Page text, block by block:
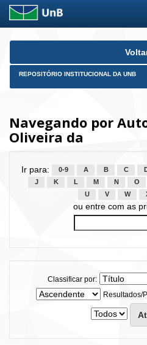
Skip
REPOSITÓRIO INSTITUCIONAL DA UNB
Navegando por
Oliveira da
Ir para: 0-9 A B C
J
K L M N O
U
V W
ou entre com as
Classificar por:
Resultados/